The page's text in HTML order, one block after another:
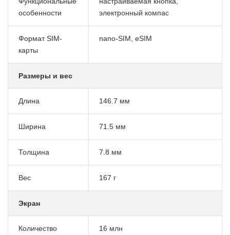
особенности
электронный компас
Формат SIM-
карты
nano-SIM, eSIM
Размеры и вес
Длина 146.7 мм
Ширина 71.5 мм
Толщина 7.8 мм
Вес 167 г
Экран
Количество
16 млн